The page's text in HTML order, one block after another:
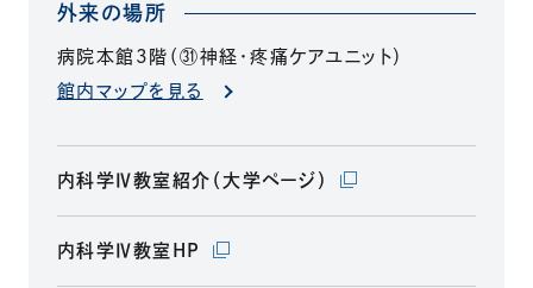
外来の場所
病院本館3階（㉛神経・疼痛ケアユニット）
館内マップを見る
内科学Ⅳ教室紹介（大学ページ） （別ウィンドウで開きま
内科学Ⅳ教室HP （別ウィンドウで開きます）